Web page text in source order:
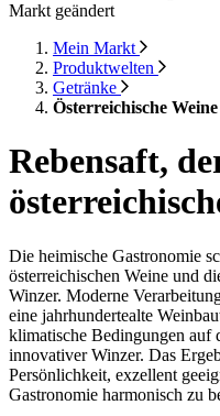
Markt geändert
Mein Markt
Produktwelten
Getränke
Österreichische Weine
Rebensaft,
Die heimische Gastronomie
österreichischen Weine und
Winzer. Moderne
eine jahrhundertealte
klimatische Bedingungen auf
innovativer Winzer. Das
Persönlichkeit, exzellent
Gastronomie harmonisch zu